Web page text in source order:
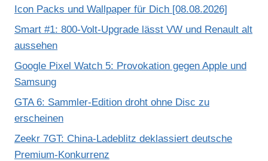
Icon Packs und Wallpaper für Dich [08.08.2026]
Smart #1: 800-Volt-Upgrade lässt VW und Renault alt
aussehen
Google Pixel Watch 5: Provokation gegen Apple und
Samsung
GTA 6: Sammler-Edition droht ohne Disc zu
erscheinen
Zeekr 7GT: China-Ladeblitz deklassiert deutsche
Premium-Konkurrenz